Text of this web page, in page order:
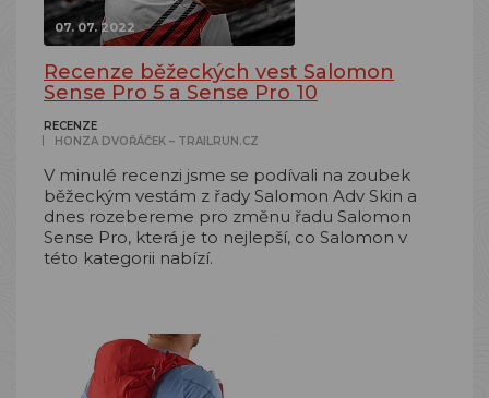
07. 07. 2022
Recenze běžeckých vest Salomon
Sense Pro 5 a Sense Pro 10
RECENZE
HONZA DVOŘÁČEK – TRAILRUN.CZ
V minulé recenzi jsme se podívali na zoubek
běžeckým vestám z řady Salomon Adv Skin a
dnes rozebereme pro změnu řadu Salomon
Sense Pro, která je to nejlepší, co Salomon v
této kategorii nabízí.